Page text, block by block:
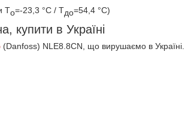
То=-23,3 °C / Тдо=54,4 °C)
купити в Україні
(Danfoss) NLE8.8CN, що вирушаємо в Україні.